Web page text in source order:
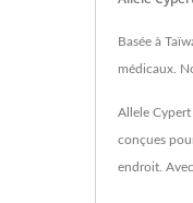
Basée à
médicaux.
Allele
conçues
endroit.